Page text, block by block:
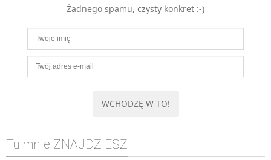
Żadnego spamu, czysty konkret :-)
Tu mnie ZNAJDZIESZ